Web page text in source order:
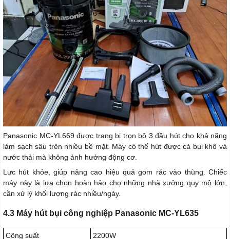
Panasonic MC-YL669 được trang bị trọn bộ 3 đầu hút cho khả năng
làm sạch sâu trên nhiều bề mặt. Máy có thể hút được cả bụi khô và
nước thải mà không ảnh hưởng động cơ.
Lực hút khỏe, giúp nâng cao hiệu quả gom rác vào thùng. Chiếc
máy này là lựa chọn hoàn hảo cho những nhà xưởng quy mô lớn,
cần xử lý khối lượng rác nhiều/ngày.
4.3 Máy hút bụi công nghiệp Panasonic MC-YL635
Công suất
2200W